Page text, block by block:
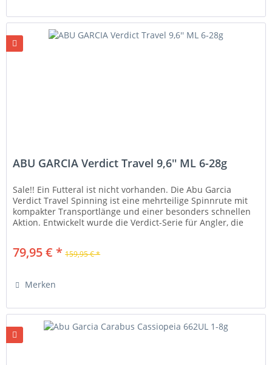
ABU GARCIA Verdict Travel 9,6'' ML 6-28g
Sale!! Ein Futteral ist nicht vorhanden. Die Abu Garcia
Verdict Travel Spinning ist eine mehrteilige Spinnrute mit
kompakter Transportlänge und einer besonders schnellen
Aktion. Entwickelt wurde die Verdict-Serie für Angler, die
79,95 € * 159,95 € *
Merken